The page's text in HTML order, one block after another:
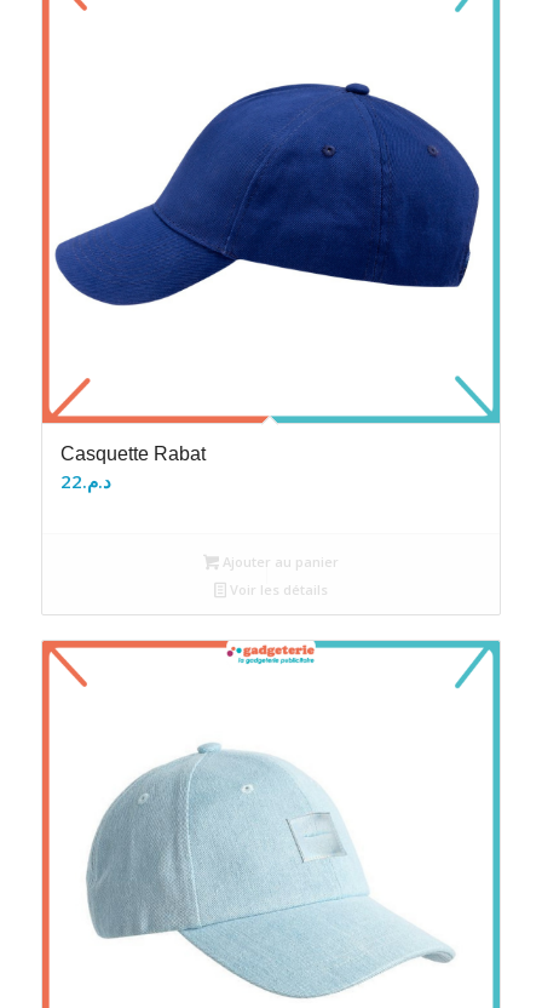
Casquette Rabat
د.م.22
Ajouter au panier
Voir les détails